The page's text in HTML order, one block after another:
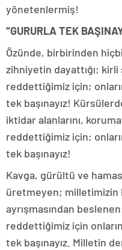
yönetenlermiş!
“GURURLA TEK
Özünde, birbirinden
zihniyetin dayattığı;
reddettiğimiz için;
tek başınayız!
iktidar alanlarını,
reddettiğimiz için;
tek başınayız!
Kavga, gürültü ve
üretmeyen; milletimizin
ayrışmasından
reddettiğimiz için
tek başınayız. Milletin